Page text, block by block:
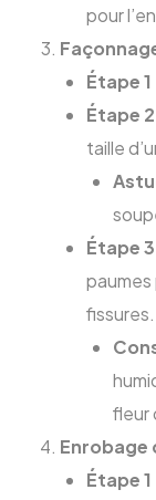
pour
Étape 1
Étape 2
taille
Étape 3
paumes
fissures.
fleur
Enrobage
Étape 1